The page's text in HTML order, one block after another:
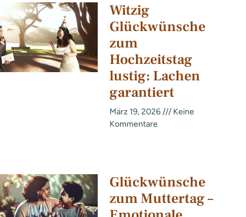
Witzig
Glückwünsche
zum
Hochzeitstag
lustig: Lachen
garantiert
März 19, 2026
Keine
Kommentare
Glückwünsche
zum Muttertag –